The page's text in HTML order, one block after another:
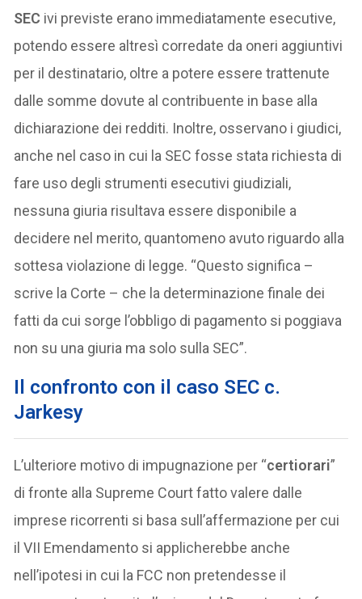
SEC ivi previste erano immediatamente esecutive,
potendo essere altresì corredate da oneri aggiuntivi
per il destinatario, oltre a potere essere trattenute
dalle somme dovute al contribuente in base alla
dichiarazione dei redditi. Inoltre, osservano i giudici,
anche nel caso in cui la SEC fosse stata richiesta di
fare uso degli strumenti esecutivi giudiziali,
nessuna giuria risultava essere disponibile a
decidere nel merito, quantomeno avuto riguardo alla
sottesa violazione di legge. “Questo significa –
scrive la Corte – che la determinazione finale dei
fatti da cui sorge l’obbligo di pagamento si poggiava
non su una giuria ma solo sulla SEC”.
Il confronto con il caso SEC c.
Jarkesy
L’ulteriore motivo di impugnazione per “certiorari”
di fronte alla Supreme Court fatto valere dalle
imprese ricorrenti si basa sull’affermazione per cui
il VII Emendamento si applicherebbe anche
nell’ipotesi in cui la FCC non pretendesse il